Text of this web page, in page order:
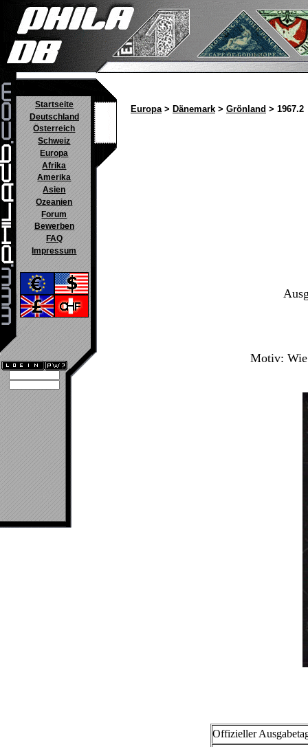
Startseite
Deutschland
Österreich
Schweiz
Europa
Afrika
Amerika
Asien
Ozeanien
Forum
Bewerben
FAQ
Impressum
Europa> Dänemark > Grönland > 1967.2
Motiv: Wie
Offizieller